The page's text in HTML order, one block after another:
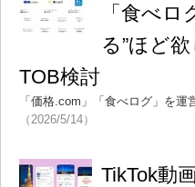
「食べ
る”ほど
TOB検討
「価格.com」「食べログ」を
（2026/5/14）
TikTok動